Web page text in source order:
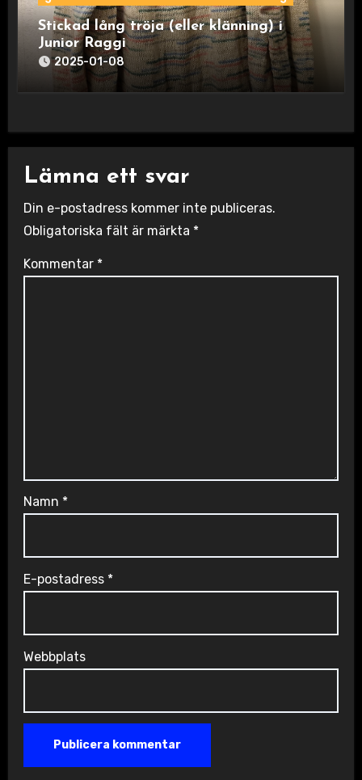
Stickad lång tröja (eller klänning) i
Junior Raggi
2025-01-08
Lämna ett svar
Din e-postadress kommer inte publiceras.
Obligatoriska fält är märkta *
Kommentar *
Namn *
E-postadress *
Webbplats